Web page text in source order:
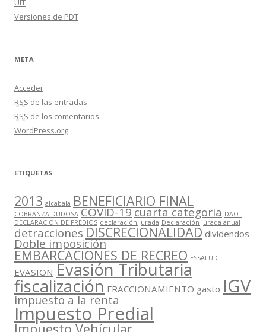
UIT
Versiones de PDT
META
Acceder
RSS de las entradas
RSS de los comentarios
WordPress.org
ETIQUETAS
2013 alcabala BENEFICIARIO FINAL
COBRANZA DUDOSA COVID-19cuarta categoria DAOT
DECLARACIÓN DE PREDIOS declaración jurada Declaración jurada anual
detracciones DISCRECIONALIDAD dividendos
Doble imposición
EMBARCACIONES DE RECREO ESSALUD
EVASION Evasión Tributaria
fiscalización FRACCIONAMIENTO gasto IGV
impuesto a la renta
Impuesto Predial